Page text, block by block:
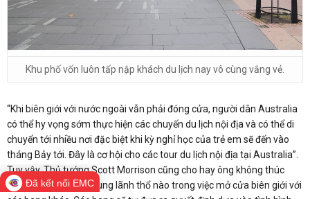
Khu phố vốn luôn tấp nập khách du lịch nay vô cùng vắng vẻ.
“Khi biên giới với nước ngoài vẫn phải đóng cửa, người dân Australia
có thể hy vọng sớm thực hiện các chuyến du lịch nội địa và có thể di
chuyển tới nhiều nơi đặc biệt khi kỳ nghỉ học của trẻ em sẽ đến vào
tháng Bảy tới. Đây là cơ hội cho các tour du lịch nội địa tại Australia”.
Tuy vậy, Thủ tướng Scott Morrison cũng cho hay ông không thúc
giục bất kỳ bang và vùng lãnh thổ nào trong việc mở cửa biên giới với
Đã kết nối EMC